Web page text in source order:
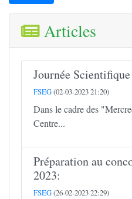
Articles
Journée
FSEG(02-03-2023 21:20)
Dans le cadre des
Centre...
Préparation au
2023:
FSEG(26-02-2023 22:29)